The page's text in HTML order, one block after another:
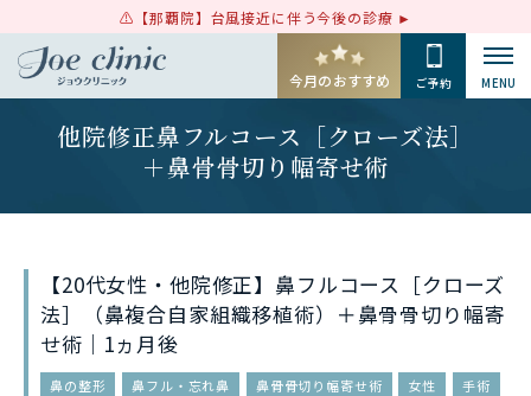
【那覇院】台風接近に伴う今後の診療
今月のおすすめ ご予約 MENU
他院修正鼻フルコース［クローズ法］
＋鼻骨骨切り幅寄せ術
【20代女性・他院修正】鼻フルコース［クローズ
法］（鼻複合自家組織移植術）＋鼻骨骨切り幅寄
せ術｜1ヵ月後
鼻の整形 鼻フル・忘れ鼻 鼻骨骨切り幅寄せ術 女性
手術